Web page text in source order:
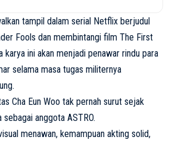
tampil dalam serial Netflix berjudul
Fools dan membintangi film The First
karya ini akan menjadi penawar rindu para
selama masa tugas militernya
Cha Eun Woo tak pernah surut sejak
sebagai anggota ASTRO.
menawan, kemampuan akting solid,